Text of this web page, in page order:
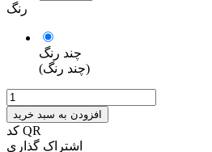
رنگ
چند رنگ
(چند رنگ)
افزودن به سبد خرید
کد QR
اشتراک گذاری